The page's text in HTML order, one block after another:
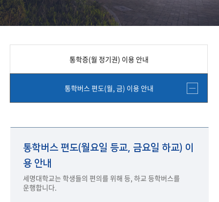
통학증(월 정기권) 이용 안내
통학버스 편도(월, 금) 이용 안내
통학버스 편도(월요일 등교, 금요일 하교) 이
용 안내
세명대학교는 학생들의 편의를 위해 등, 하교 등학버스를
운행합니다.